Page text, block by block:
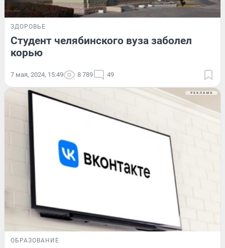
ЗДОРОВЬЕ
Студент челябинского вуза заболел
корью
7 мая, 2024, 15:49 8 789 49
ОБРАЗОВАНИЕ